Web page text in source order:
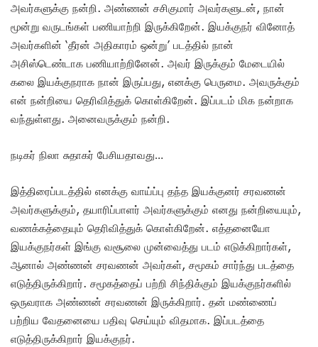
அவர்களுக்கு நன்றி. அண்ணன் சசிகுமார் அவர்களுடன், நான்
மூன்று வருடங்கள் பணியாற்றி இருக்கிறேன். இயக்குநர் வினோத்
அவர்களின் ‘தீரன் அதிகாரம் ஒன்று’ படத்தில் நான்
அசிஸ்டெண்டாக பணியாற்றினேன். அவர் இருக்கும் மேடையில்
கலை இயக்குநராக நான் இருப்பது, எனக்கு பெருமை. அவருக்கும்
என் நன்றியை தெரிவித்துக் கொள்கிறேன். இப்படம் மிக நன்றாக
வந்துள்ளது. அனைவருக்கும் நன்றி.
நடிகர் நிலா சுதாகர் பேசியதாவது…
இத்திரைப்படத்தில் எனக்கு வாய்ப்பு தந்த இயக்குனர் சரவணன்
அவர்களுக்கும், தயாரிப்பாளர் அவர்களுக்கும் எனது நன்றியையும்,
வணக்கத்தையும் தெரிவித்துக் கொள்கிறேன். எத்தனையோ
இயக்குநர்கள் இங்கு வசூலை முன்வைத்து படம் எடுக்கிறார்கள்,
ஆனால் அண்ணன் சரவணன் அவர்கள், சமூகம் சார்ந்து படத்தை
எடுத்திருக்கிறார். சமூகத்தைப் பற்றி சிந்திக்கும் இயக்குநர்களில்
ஒருவராக அண்ணன் சரவணன் இருக்கிறார். தன் மண்ணைப்
பற்றிய வேதனையை பதிவு செய்யும் விதமாக. இப்படத்தை
எடுத்திருக்கிறார் இயக்குநர்.